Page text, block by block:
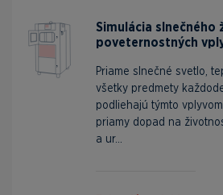
Simulácia slnečného
poveternostných
Priame slnečné svetlo,
všetky predmety
podliehajú týmto
priamy dopad na
a ur...